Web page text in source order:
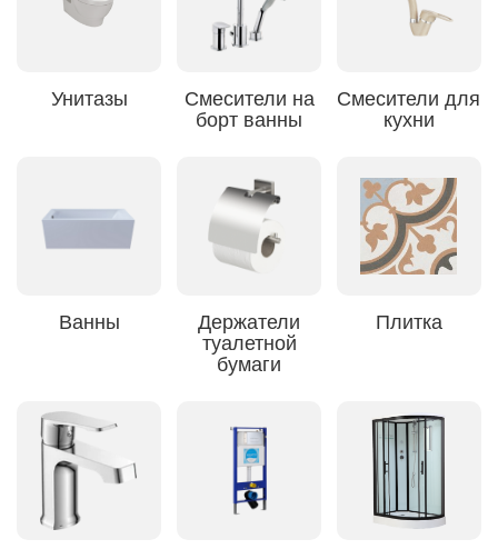
Унитазы Смесители на
борт ванны
Смесители для
кухни
Ванны Держатели
туалетной
бумаги
Плитка